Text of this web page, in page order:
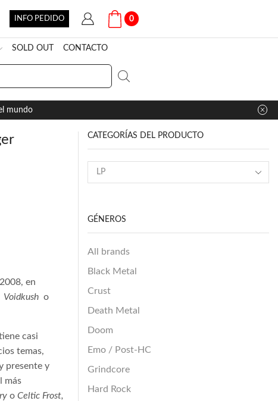
INFO PEDIDO 0
SOLD OUT CONTACTO
mundo
en
Voidkush o
casi
temas,
presente y
más
o Celtic Frost,
CATEGORÍAS DEL PRODUCTO
GÉNEROS
All brands
Black Metal
Crust
Death Metal
Doom
Emo / Post-HC
Grindcore
Hard Rock